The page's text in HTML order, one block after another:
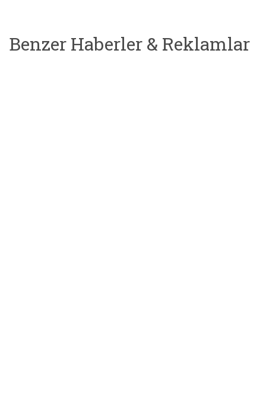
Benzer Haberler & Reklamlar